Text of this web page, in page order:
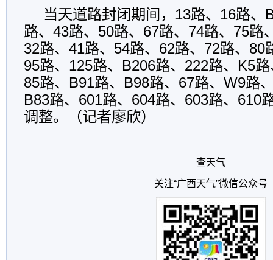
当天道路封闭期间，13路、16路、
路、43路、50路、67路、74路、75路
32路、41路、54路、62路、72路、80
95路、125路、B206路、222路、K5
85路、B91路、B98路、67路、W9路
B83路、601路、604路、603路、610
调整。（记者廖欣）
查天气
关注“广西天气”微信公众号